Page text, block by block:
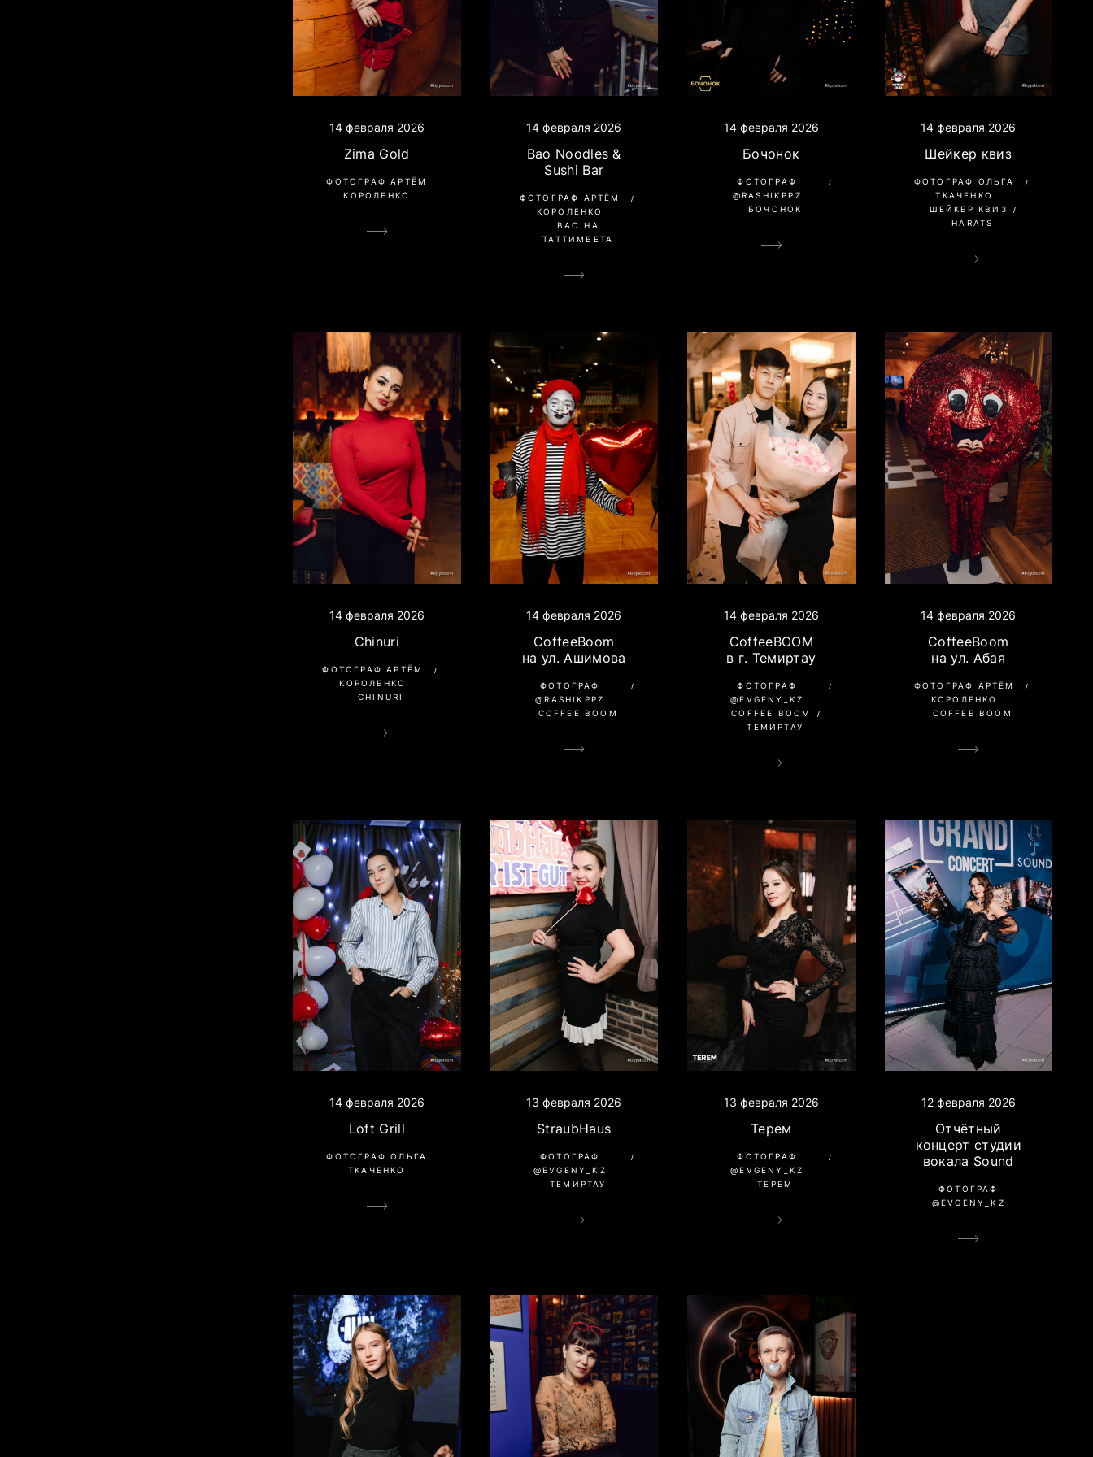
14 февраля 2026
Zima Gold
ФОТОГРАФ АРТЁМ
КОРОЛЕНКО
14 февраля 2026
Bao Noodles &
Sushi Bar
ФОТОГРАФ АРТЁМ
КОРОЛЕНКО
BAO НА
ТАТТИМБЕТА
14 февраля 2026
Бочонок
ФОТОГРАФ
@RASHIKPPZ
БОЧОНОК
14 февраля 2026
Шейкер квиз
ФОТОГРАФ ОЛЬГА
ТКАЧЕНКО
ШЕЙКЕР КВИЗ
HARATS
14 февраля 2026
Chinuri
ФОТОГРАФ АРТЁМ
КОРОЛЕНКО
CHINURI
14 февраля 2026
CoffeeBoom
на ул. Ашимова
ФОТОГРАФ
@RASHIKPPZ
COFFEE BOOM
14 февраля 2026
CoffeeBOOM
в г. Темиртау
ФОТОГРАФ
@EVGENY_KZ
COFFEE BOOM
ТЕМИРТАУ
14 февраля 2026
CoffeeBoom
на ул. Абая
ФОТОГРАФ АРТЁМ
КОРОЛЕНКО
COFFEE BOOM
14 февраля 2026
Loft Grill
ФОТОГРАФ ОЛЬГА
ТКАЧЕНКО
13 февраля 2026
StraubHaus
ФОТОГРАФ
@EVGENY_KZ
ТЕМИРТАУ
13 февраля 2026
Терем
ФОТОГРАФ
@EVGENY_KZ
ТЕРЕМ
12 февраля 2026
Отчётный
концерт студии
вокала Sound
ФОТОГРАФ
@EVGENY_KZ